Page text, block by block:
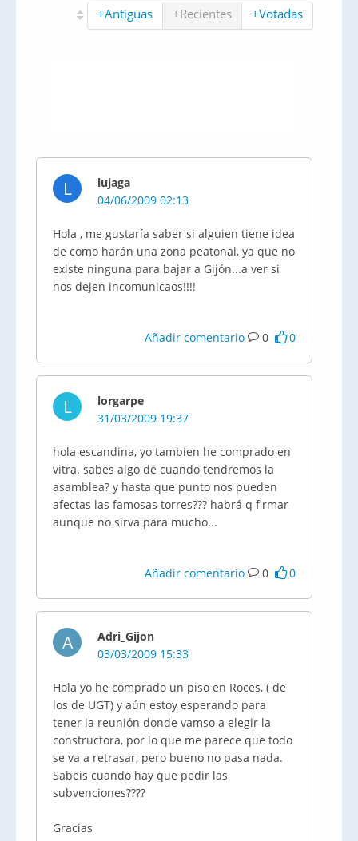
+Antiguas +Recientes +Votadas
L
lujaga
04/06/2009 02:13
Hola , me gustaría saber si alguien tiene idea
de como harán una zona peatonal, ya que no
existe ninguna para bajar a Gijón...a ver si
nos dejen incomunicaos!!!!
Añadir comentario 0 0
L
lorgarpe
31/03/2009 19:37
hola escandina, yo tambien he comprado en
vitra. sabes algo de cuando tendremos la
asamblea? y hasta que punto nos pueden
afectas las famosas torres??? habrá q firmar
aunque no sirva para mucho...
Añadir comentario 0 0
A
Adri_Gijon
03/03/2009 15:33
Hola yo he comprado un piso en Roces, ( de
los de UGT) y aún estoy esperando para
tener la reunión donde vamso a elegir la
constructora, por lo que me parece que todo
se va a retrasar, pero bueno no pasa nada.
Sabeis cuando hay que pedir las
subvenciones????
Gracias